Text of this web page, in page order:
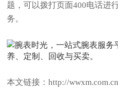
题，可以拨打页面400电话进
务。
本文链接：http://